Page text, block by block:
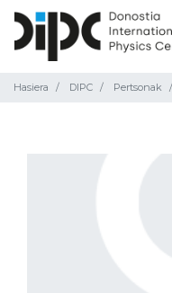
Hasiera DIPC Pertsonak